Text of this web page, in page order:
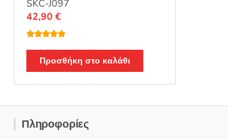
SKC-J097
θηκε με5.00
από 5
42,90 €
Προσθήκη στο καλάθι
Πληροφορίες